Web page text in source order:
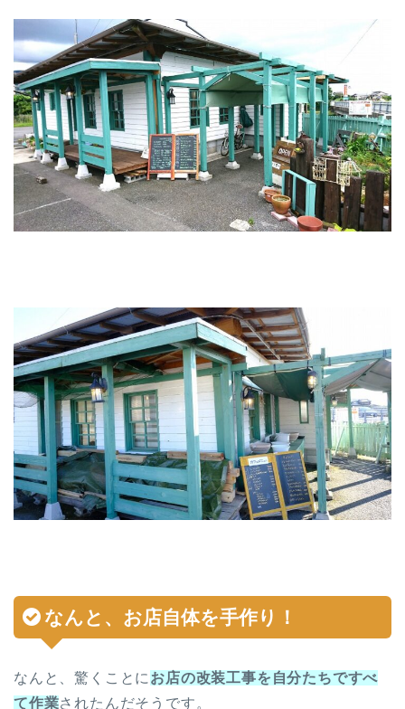
なんと、 お店自体を手作り ！
なんと、驚くことに お店の改装工事を自分たちですべ
て作業されたんだそうです。